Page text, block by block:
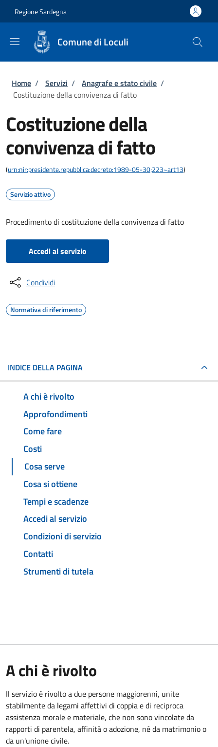
Regione Sardegna
Comune di Loculi
Briciole di pane
Home / Servizi / Anagrafe e stato civile /
Costituzione della convivenza di fatto
Costituzione della
convivenza di fatto
(urn:nir:presidente.repubblica:decreto:1989-05-30;223~art13)
Servizio attivo
Procedimento di costituzione della convivenza di fatto
Accedi al servizio
Condividi
Normativa di riferimento
INDICE DELLA PAGINA
A chi è rivolto
Approfondimenti
Come fare
Costi
Cosa serve
Cosa si ottiene
Tempi e scadenze
Accedi al servizio
Condizioni di servizio
Contatti
Strumenti di tutela
A chi è rivolto
Il servizio è rivolto a due persone maggiorenni, unite
stabilmente da legami affettivi di coppia e di reciproca
assistenza morale e materiale, che non sono vincolate da
rapporti di parentela, affinità o adozione, né da matrimonio o
da un'unione civile.